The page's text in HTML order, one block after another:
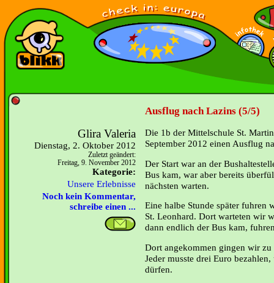
Ausflug nach Lazins (5/5)
Glira Valeria
Dienstag, 2. Oktober 2012
Zuletzt geändert:
Freitag, 9. November 2012
Kategorie:
Unsere Erlebnisse
Noch kein Kommentar,
schreibe einen ...
Die 1b der Mittelschule St.
September 2012 einen Ausflug
Der Start war an der
Bus kam, war aber bereits
nächsten warten.
Eine halbe Stunde später fuhren
St. Leonhard. Dort warteten wir
dann endlich der Bus kam,
Dort angekommen gingen wir
Jeder musste drei Euro
dürfen.